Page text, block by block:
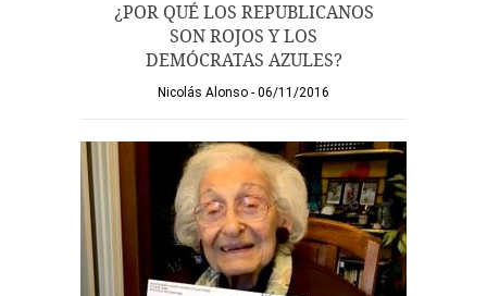
¿POR QUÉ LOS REPUBLICANOS
SON ROJOS Y LOS
DEMÓCRATAS AZULES?
Nicolás Alonso 06/11/2016